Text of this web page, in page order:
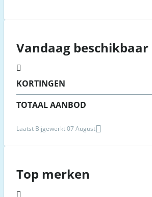
Vandaag beschikbaar
KORTINGEN
TOTAAL AANBOD
Laatst Bijgewerkt 07 August
Top merken